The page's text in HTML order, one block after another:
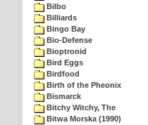
Bilbo
Billiards
Bingo Bay
Bio-Defense
Bioptronid
Bird Eggs
Birdfood
Birth of the Pheonix
Bismarck
Bitchy Witchy, The
Bitwa Morska (1990)